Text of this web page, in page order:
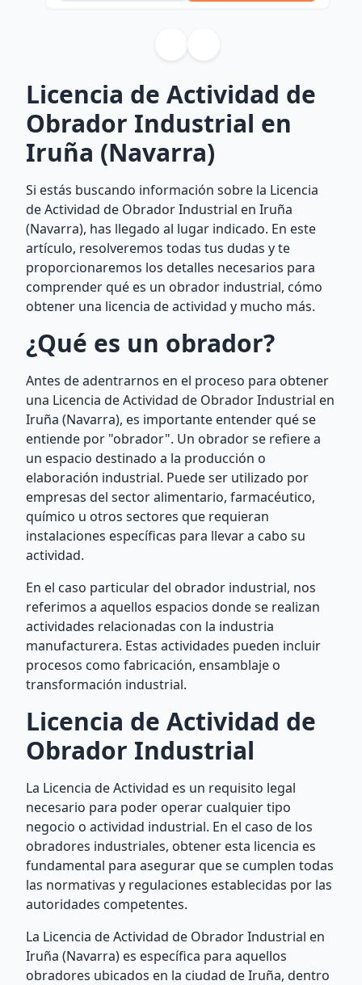
Licencia de Actividad de
Obrador Industrial en
Iruña (Navarra)
Si estás buscando información sobre la Licencia
de Actividad de Obrador Industrial en Iruña
(Navarra), has llegado al lugar indicado. En este
artículo, resolveremos todas tus dudas y te
proporcionaremos los detalles necesarios para
comprender qué es un obrador industrial, cómo
obtener una licencia de actividad y mucho más.
¿Qué es un obrador?
Antes de adentrarnos en el proceso para obtener
una Licencia de Actividad de Obrador Industrial en
Iruña (Navarra), es importante entender qué se
entiende por "obrador". Un obrador se refiere a
un espacio destinado a la producción o
elaboración industrial. Puede ser utilizado por
empresas del sector alimentario, farmacéutico,
químico u otros sectores que requieran
instalaciones específicas para llevar a cabo su
actividad.
En el caso particular del obrador industrial, nos
referimos a aquellos espacios donde se realizan
actividades relacionadas con la industria
manufacturera. Estas actividades pueden incluir
procesos como fabricación, ensamblaje o
transformación industrial.
Licencia de Actividad de
Obrador Industrial
La Licencia de Actividad es un requisito legal
necesario para poder operar cualquier tipo
negocio o actividad industrial. En el caso de los
obradores industriales, obtener esta licencia es
fundamental para asegurar que se cumplen todas
las normativas y regulaciones establecidas por las
autoridades competentes.
La Licencia de Actividad de Obrador Industrial en
Iruña (Navarra) es específica para aquellos
obradores ubicados en la ciudad de Iruña, dentro